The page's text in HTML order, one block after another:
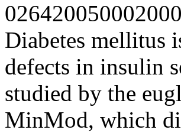
Diabetes mellitus
defects in insulin
studied by the
MinMod, which